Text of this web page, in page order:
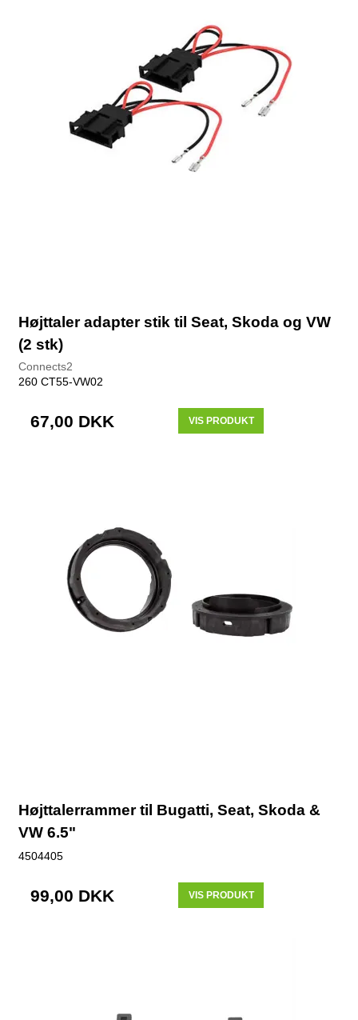
Højttaler adapter stik til Seat, Skoda og VW
(2 stk)
Connects2
260 CT55-VW02
67,00 DKK VIS PRODUKT
Højttalerrammer til Bugatti, Seat, Skoda &
VW 6.5"
4504405
99,00 DKK VIS PRODUKT